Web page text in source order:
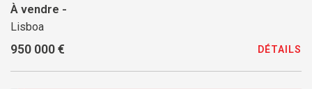
À vendre -
Lisboa
950 000 € DÉTAILS